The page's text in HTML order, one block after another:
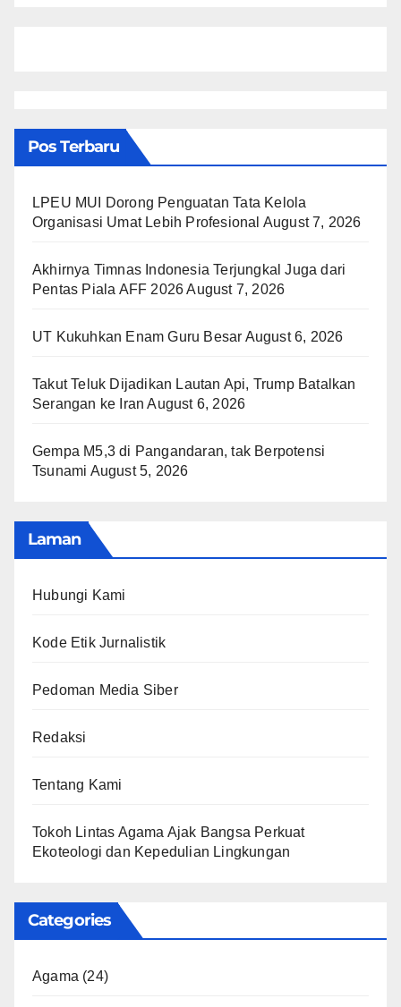
Pos Terbaru
LPEU MUI Dorong Penguatan Tata Kelola
Organisasi Umat Lebih Profesional August 7, 2026
Akhirnya Timnas Indonesia Terjungkal Juga dari
Pentas Piala AFF 2026 August 7, 2026
UT Kukuhkan Enam Guru Besar August 6, 2026
Takut Teluk Dijadikan Lautan Api, Trump Batalkan
Serangan ke Iran August 6, 2026
Gempa M5,3 di Pangandaran, tak Berpotensi
Tsunami August 5, 2026
Laman
Hubungi Kami
Kode Etik Jurnalistik
Pedoman Media Siber
Redaksi
Tentang Kami
Tokoh Lintas Agama Ajak Bangsa Perkuat
Ekoteologi dan Kepedulian Lingkungan
Categories
Agama (24)